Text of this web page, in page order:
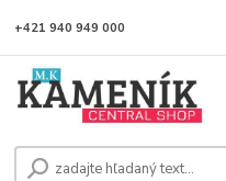
+421 940 949 000